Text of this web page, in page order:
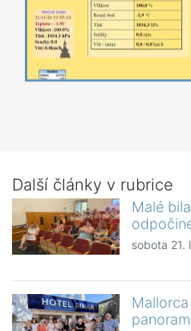
Další články v rubrice
Malé
sobota 21.